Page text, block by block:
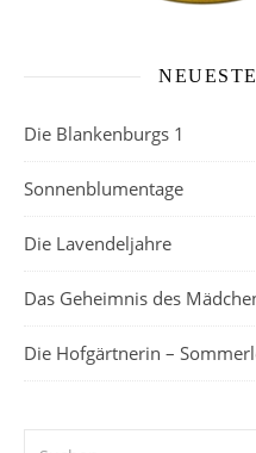
Die Blankenburgs 1
Sonnenblumentage
Die Lavendeljahre
Das Geheimnis des
Die Hofgärtnerin –